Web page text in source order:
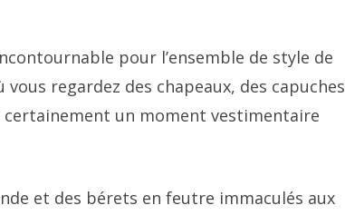
pour l’ensemble de style de
regardez des chapeaux, des capuches
certainement un moment vestimentaire
et des bérets en feutre immaculés aux